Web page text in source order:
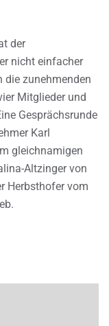
der
nicht einfacher
die zunehmenden
Mitglieder und
Gesprächsrunde
Karl
gleichnamigen
Altzinger von
Herbsthofer vom